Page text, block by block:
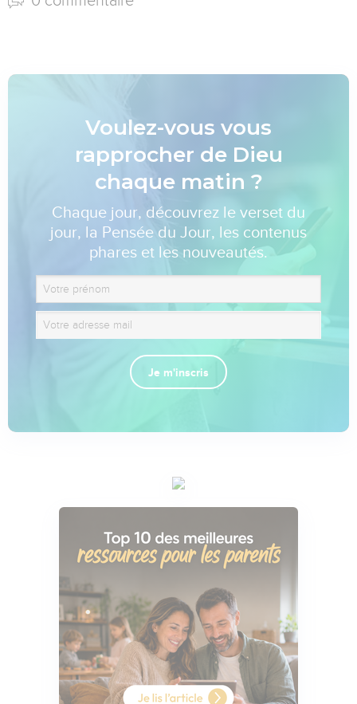
Voulez-vous vous
rapprocher de Dieu
chaque matin ?
Chaque jour, découvrez le verset du
jour, la Pensée du Jour, les contenus
phares et les nouveautés.
Je m'inscris